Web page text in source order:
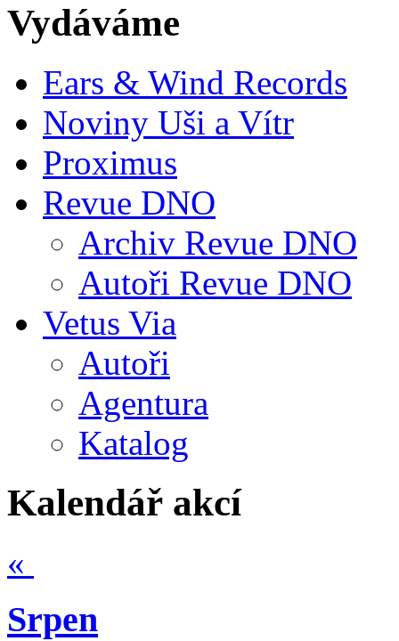
Vydáváme
Ears & Wind Records
Noviny Uši a Vítr
Proximus
Revue DNO
Archiv Revue DNO
Autoři Revue DNO
Vetus Via
Autoři
Agentura
Katalog
Kalendář akcí
«
Srpen